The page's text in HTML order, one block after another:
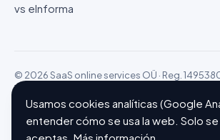
vs eInforma
© 2026 SaaS online services OÜ · Reg.
15551 Tallinn (Estonia)
Configurar cookiesHecho con ❤ en
Usamos cookies analíticas (Google
entender cómo se usa la web. Solo se